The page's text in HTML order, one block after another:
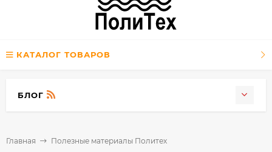
КАТАЛОГ ТОВАРОВ
Главная Полезные материалы Политех
БЛОГ